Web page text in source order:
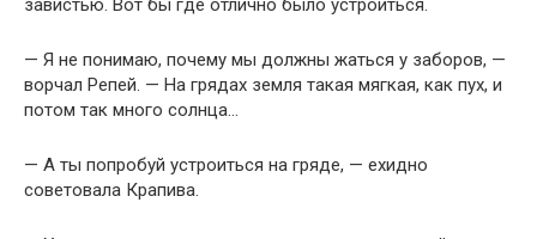
завистью. Вот бы где отлично было устроиться.
— Я не понимаю, почему мы должны жаться у заборов, —
ворчал Репей. — На грядах земля такая мягкая, как пух, и
потом так много солнца…
— А ты попробуй устроиться на гряде, — ехидно
советовала Крапива.